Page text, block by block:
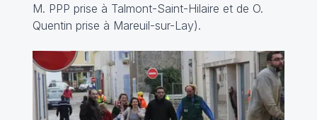
M. PPP prise à Talmont-Saint-Hilaire et de O.
Quentin prise à Mareuil-sur-Lay).